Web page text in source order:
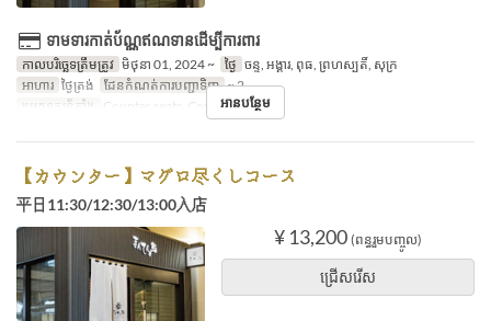
ទាមទារកាត់ប័ណ្ណឥណទានដើម្បីការពារ
កាលបរិច្ឆេទត្រឹមត្រូវ មិថុនា 01, 2024 ~ ថ្ងៃ ចន្ទ, អង្គារ, ពុធ, ព្រហស្បតិ៍, សុក្រ
អាហារ ថ្ងៃត្រង់ ដែនកំណត់ការបញ្ជាទិញ ~ 2
ប្រភេទកន្រ្ត័តាំង
Counter seats, Counter seats
អានបន្ថែម
【カウンター】マグロ尽くしコース
平日11:30/12:30/13:00入店
¥ 13,200 (ពន្ធរួមបញ្ចូល)
ជ្រើសរើស